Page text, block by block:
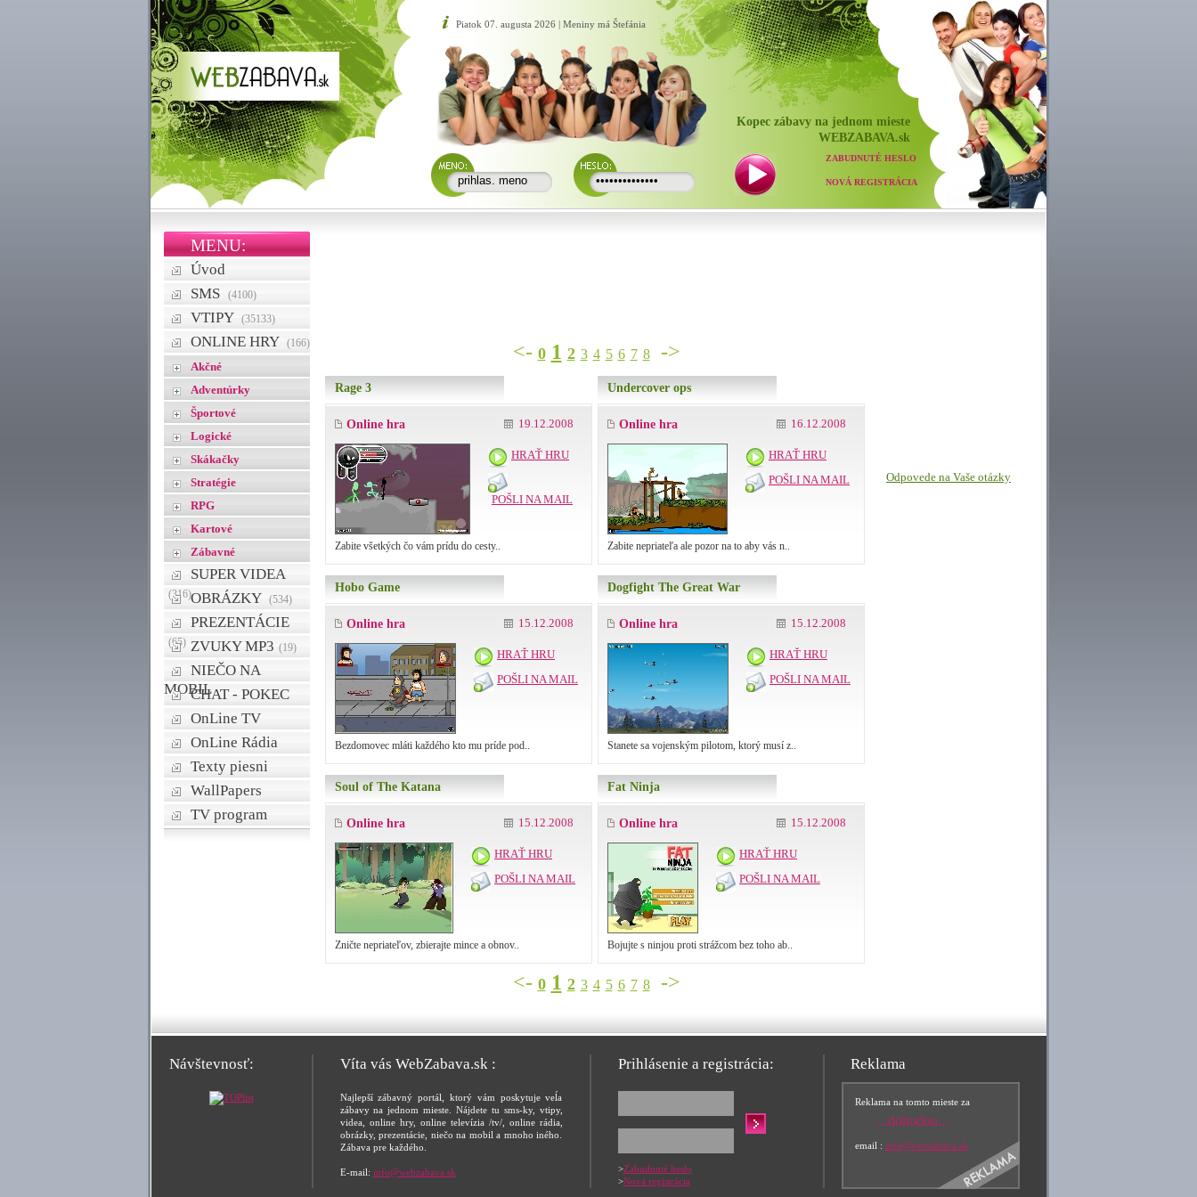
Piatok 07. augusta 2026 | Meniny má Štefánia
Kopec zábavy na jednom mieste
WEBZABAVA.sk
ZABUDNUTÉ HESLO
NOVÁ REGISTRÁCIA
MENU:
Úvod
SMS
(4100)
VTIPY (35133)
ONLINE HRY (166)
Akčné
Adventúrky
Športové
Logické
Skákačky
Stratégie
RPG
Kartové
Zábavné
SUPER VIDEA
(316)OBRÁZKY (534)
PREZENTÁCIE
(65) ZVUKY MP3 (19)
NIEČO NA
MOBILCHAT - POKEC
OnLine TV
OnLine Rádia
Texty piesni
WallPapers
TV program
<- 0 1 2 3 4 5 6 7 8 ->
Rage 3
Online hra 19.12.2008
HRAŤ HRU
POŠLI NA MAIL
Zabite všetkých čo vám prídu do cesty..
Undercover ops
Online hra 16.12.2008
HRAŤ HRU
POŠLI NA MAIL
Zabite nepriateľa ale pozor na to aby vás n..
Hobo Game
Online hra 15.12.2008
HRAŤ HRU
POŠLI NA MAIL
Bezdomovec mláti každého kto mu príde pod..
Dogfight The Great War
Online hra 15.12.2008
HRAŤ HRU
POŠLI NA MAIL
Stanete sa vojenským pilotom, ktorý musí z..
Soul of The Katana
Online hra 15.12.2008
HRAŤ HRU
POŠLI NA MAIL
Zničte nepriateľov, zbierajte mince a obnov..
Fat Ninja
Online hra 15.12.2008
HRAŤ HRU
POŠLI NA MAIL
Bojujte s ninjou proti strážcom bez toho ab..
<- 0 1 2 3 4 5 6 7 8 ->
Odpovede na Vaše otázky
Návštevnosť: Víta vás WebZabava.sk :
Najlepší zábavný portál, ktorý vám poskytuje veĺa
zábavy na jednom mieste. Nájdete tu sms-ky, vtipy,
videa, online hry, online televízia /tv/, online rádia,
obrázky, prezentácie, niečo na mobil a mnoho iného.
Zábava pre každého.
E-mail: info@webzabava.sk
Prihlásenie a registrácia:
>Zabudnuté heslo
>Nová registrácia
Reklama
Reklama na tomto mieste za
...dohodou...
email : info@webzabava.sk